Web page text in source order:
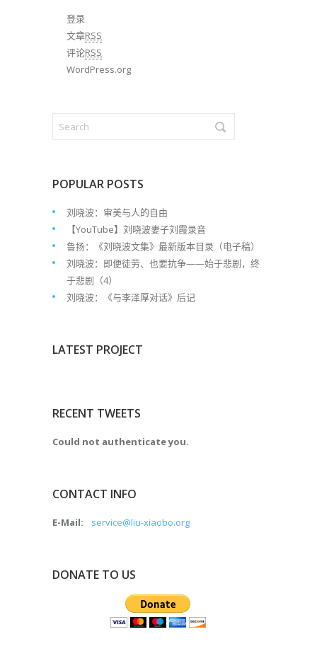
登录
文章RSS
评论RSS
WordPress.org
POPULAR POSTS
刘晓波：审美与人的自由
【YouTube】刘晓波妻子刘霞录音
鲁扬：《刘晓波文集》最新版本目录（电子稿）
刘晓波：即便徒劳、也要抗争——始于悲剧，终
于悲剧（4）
刘晓波：《与李泽厚对话》后记
LATEST PROJECT
RECENT TWEETS
Could not authenticate you.
CONTACT INFO
E-Mail: service@liu-xiaobo.org
DONATE TO US